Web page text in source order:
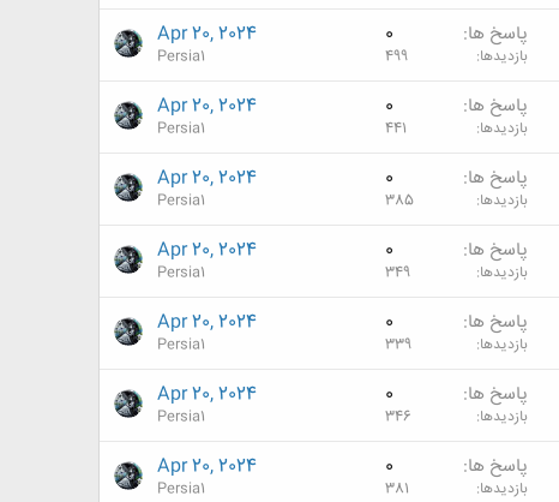
پاسخ ها 0
بازدیدها 499
Apr 20, 2024
Persia1
پاسخ ها 0
بازدیدها 441
Apr 20, 2024
Persia1
پاسخ ها 0
بازدیدها 385
Apr 20, 2024
Persia1
پاسخ ها 0
بازدیدها 349
Apr 20, 2024
Persia1
پاسخ ها 0
بازدیدها 339
Apr 20, 2024
Persia1
پاسخ ها 0
بازدیدها 346
Apr 20, 2024
Persia1
پاسخ ها 0
بازدیدها 381
Apr 20, 2024
Persia1